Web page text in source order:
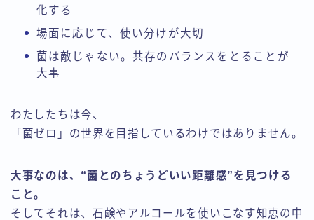
化する
場面に応じて、使い分けが大切
菌は敵じゃない。共存のバランスをとることが
大事
わたしたちは今、
「菌ゼロ」の世界を目指しているわけではありません。
大事なのは、“菌とのちょうどいい距離感”を見つける
こと。
そしてそれは、石鹸やアルコールを使いこなす知恵の中